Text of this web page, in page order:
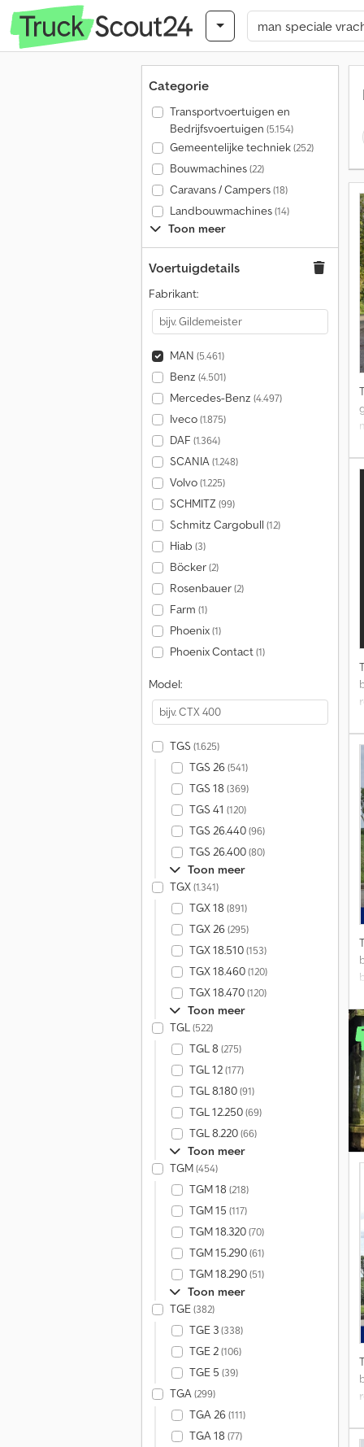
Categorie
Transportvoertuigen en
Bedrijfsvoertuigen (5.154)
Gemeentelijke techniek(252)
Bouwmachines(22)
Caravans / Campers(18)
Landbouwmachines(14)
Toon meer
Voertuigdetails
Fabrikant:
MAN (5.461)
Benz (4.501)
Mercedes-Benz (4.497)
Iveco(1.875)
DAF (1.364)
SCANIA(1.248)
Volvo(1.225)
SCHMITZ(99)
Schmitz Cargobull (12)
Hiab (3)
Böcker(2)
Rosenbauer(2)
Farm (1)
Phoenix(1)
Phoenix Contact(1)
Model:
TGS (1.625)
TGS 26(541)
TGS 18 (369)
TGS 41 (120)
TGS 26.440(96)
TGS 26.400(80)
Toon meer
TGX(1.341)
TGX 18 (891)
TGX 26(295)
TGX 18.510(153)
TGX 18.460(120)
TGX 18.470(120)
Toon meer
TGL(522)
TGL 8 (275)
TGL 12(177)
TGL 8.180(91)
TGL 12.250(69)
TGL 8.220(66)
Toon meer
TGM(454)
TGM 18 (218)
TGM 15 (117)
TGM 18.320(70)
TGM 15.290(61)
TGM 18.290(51)
Toon meer
TGE(382)
TGE 3(338)
TGE 2(106)
TGE 5 (39)
TGA(299)
TGA 26(111)
TGA 18 (77)